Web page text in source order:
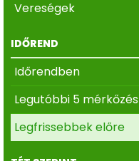
Vereségek
IDŐREND
Időrendben
Legutóbbi 5 mérkőzés
Legfrissebbek előre